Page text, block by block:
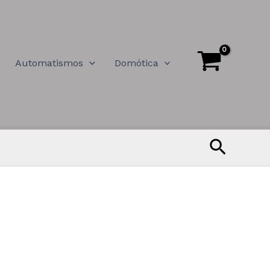
Automatismos Domótica
Buscar